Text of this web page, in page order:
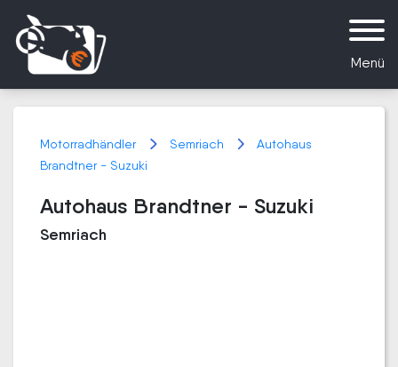
Menü
Motorradhändler Semriach
Autohaus
Brandtner - Suzuki
Autohaus Brandtner - Suzuki
Semriach